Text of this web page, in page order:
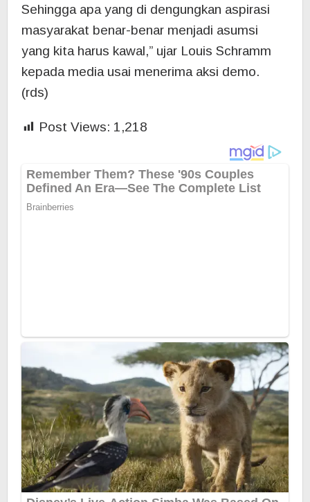
Sehingga apa yang di dengungkan aspirasi
masyarakat benar-benar menjadi asumsi
yang kita harus kawal,” ujar Louis Schramm
kepada media usai menerima aksi demo.
(rds)
Post Views: 1,218